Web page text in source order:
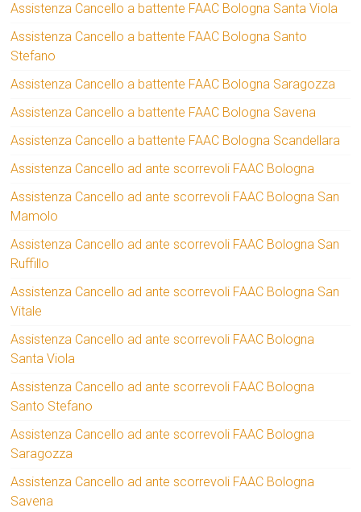
Assistenza Cancello a battente FAAC Bologna Santa Viola
Assistenza Cancello a battente FAAC Bologna Santo
Stefano
Assistenza Cancello a battente FAAC Bologna Saragozza
Assistenza Cancello a battente FAAC Bologna Savena
Assistenza Cancello a battente FAAC Bologna Scandellara
Assistenza Cancello ad ante scorrevoli FAAC Bologna
Assistenza Cancello ad ante scorrevoli FAAC Bologna San
Mamolo
Assistenza Cancello ad ante scorrevoli FAAC Bologna San
Ruffillo
Assistenza Cancello ad ante scorrevoli FAAC Bologna San
Vitale
Assistenza Cancello ad ante scorrevoli FAAC Bologna
Santa Viola
Assistenza Cancello ad ante scorrevoli FAAC Bologna
Santo Stefano
Assistenza Cancello ad ante scorrevoli FAAC Bologna
Saragozza
Assistenza Cancello ad ante scorrevoli FAAC Bologna
Savena